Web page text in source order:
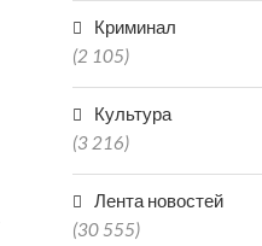
Криминал
(2 105)
Культура
(3 216)
Лента новостей
(30 555)